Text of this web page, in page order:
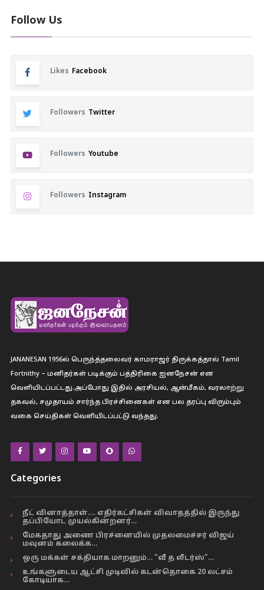
Follow Us
Likes Facebook
Followers Twitter
Followers Youtube
Followers Instagram
JANANESAN 1956ல் பெருந்த்தலைவர் காமராஜர் திருக்கத்தால் Tamil
Fortnithy – மனிதர்கள் படிக்கும் பத்திரிகை ஐனநேசன் என
வெளியிடப்பட்டது.அப்போது இதில் அரசியல், ஆன்மீகம், வரலாற்று
தகவல், சமுதாயம் சார்ந்த பிரச்சினைகள் என பல தரப்பு விரும்பும்
வகை செய்திகள் வெளியிடப்பட்டு வந்தது.
Categories
நீட் வினாத்தாள்…. எதிர்கட்சிகள் விவாதத்தில் இருந்து
தப்பியோட முயல்கின்றனர்…
மேகதாது அணை பிரச்னையில் முதலமைச்சர் விஜய்
மவுனம் கலைக்க…
ஒரு மக்கள் சக்தியாக மாறனும்… “வீ த லீடர்ஸ்”…
உங்களுடைய ஆட்சி முடிவில் கடன்தொகை 20 லட்சம்
கோடியாக…